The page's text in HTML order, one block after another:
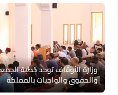
وزارة الأوقاف توحد خطبة
والحقوق والواجبات بالمملكة